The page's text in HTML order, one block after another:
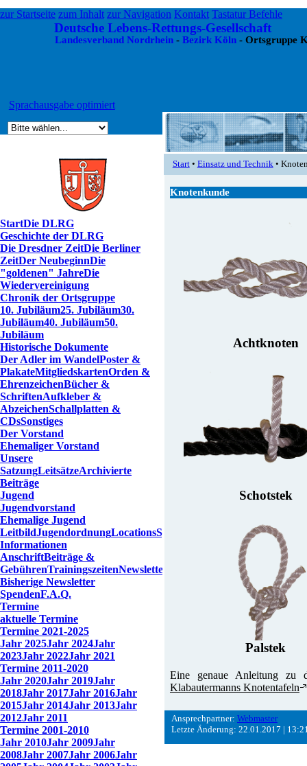
zur Startseite zum Inhalt zur Navigation Kontakt Tastatur Befehle
Deutsche Lebens-Rettungs-Gesellschaft
Landesverband Nordrhein- Bezirk Köln- Ortsgruppe
Sprachausgabe optimiert
StartDie DLRG
Geschichte der DLRG
Die Dresdner ZeitDie Berliner
ZeitDer NeubeginnDie
"goldenen" JahreDie
Wiedervereinigung
Chronik der Ortsgruppe
10. Jubiläum25. Jubiläum30.
Jubiläum40. Jubiläum50.
Jubiläum
Historische Dokumente
Der Adler im WandelPoster &
PlakateMitgliedskartenOrden &
EhrenzeichenBücher &
SchriftenAufkleber &
AbzeichenSchallplatten &
CDsSonstiges
Der Vorstand
Ehemaliger Vorstand
Unsere
SatzungLeitsätzeArchivierte
Beiträge
Jugend
Jugendvorstand
Ehemalige Jugend
LeitbildJugendordnungLocationsSpenden
Informationen
AnschriftBeiträge &
GebührenTrainingszeitenNewsletter
Bisherige Newsletter
SpendenF.A.Q.
Termine
aktuelle Termine
Termine 2021-2025
Jahr 2025Jahr 2024Jahr
2023Jahr 2022Jahr 2021
Termine 2011-2020
Jahr 2020Jahr 2019Jahr
2018Jahr 2017Jahr 2016Jahr
2015Jahr 2014Jahr 2013Jahr
2012Jahr 2011
Termine 2001-2010
Jahr 2010Jahr 2009Jahr
2008Jahr 2007Jahr 2006Jahr
Start• Einsatz und Technik •
Knotenkunde
Achtknoten
Schotstek
Palstek
Eine genaue Anleitung zu
Klabautermanns Knotentafeln
Ansprechpartner: Webmaster
Letzte Änderung: 22.01.2017 |